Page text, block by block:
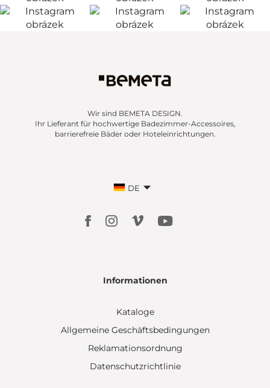
Wir sind BEMETA DESIGN.
Ihr Lieferant für hochwertige Badezimmer-Accessoires,
barrierefreie Bäder oder Hoteleinrichtungen.
DE
Informationen
Kataloge
Allgemeine Geschäftsbedingungen
Reklamationsordnung
Datenschutzrichtlinie